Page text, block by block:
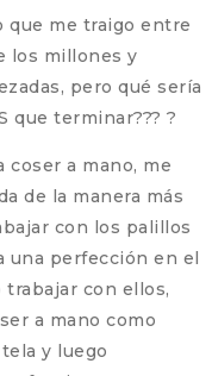
que me traigo entre
los millones y
pero qué sería
que terminar??? ?
coser a mano, me
de la manera más
con los palillos
una perfección en el
con ellos,
a mano como
y luego